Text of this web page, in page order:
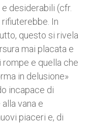
desiderabili (cfr.
In
questo si rivela
mai placata e
rompe e quella che
in delusione»
incapace di
vana e
piaceri e, di